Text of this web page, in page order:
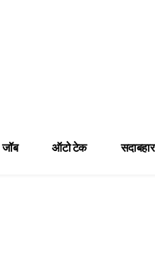
जॉब ऑटो टेक सदाबहार